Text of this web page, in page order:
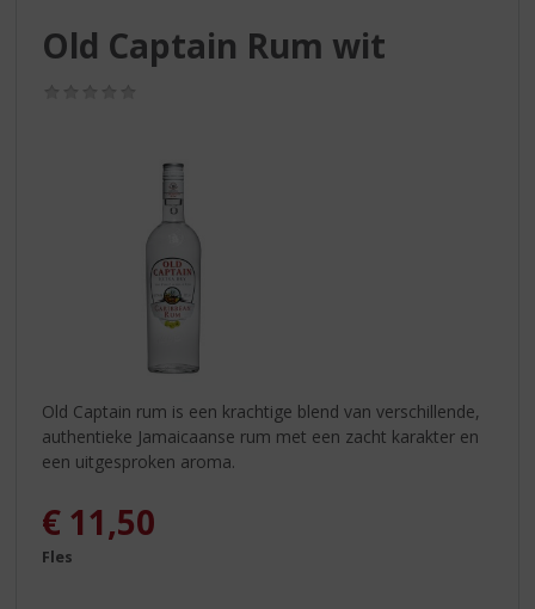
Old Captain Rum wit
Old Captain rum is een krachtige blend van verschillende,
authentieke Jamaicaanse rum met een zacht karakter en
een uitgesproken aroma.
€ 11,50
Fles